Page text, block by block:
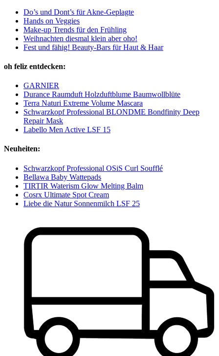
Do’s und Dont’s für Akne-Geplagte
Hands on Veggies
Make-up Trends für den Frühling
Weihnachten diesmal klein aber oho!
Fest und fähig! Beauty-Bars für Haut & Haar
oh feliz entdecken:
GARNIER
Durance Raumduft Holzduftblume Baumwollblüte
Terra Naturi Extreme Volume Mascara
Schwarzkopf Professional BLONDME Bondfinity Deep
Repair Mask
Labello Men Active LSF 15
Neuheiten:
Schwarzkopf Professional OSiS Curl Soufflé
Bellawa Baby Wattepads
TIRTIR Waterism Glow Melting Balm
Cosrx Ultimate Spot Cream
Liebe die Natur Sonnenmilch LSF 25